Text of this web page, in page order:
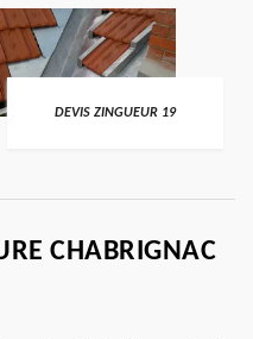
DEVIS ZINGUEUR 19
CHABRIGNAC